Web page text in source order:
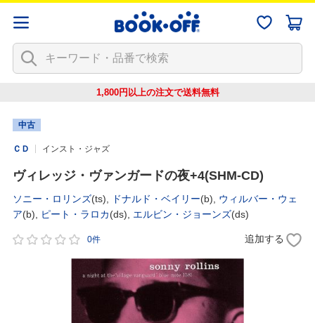
1,800円以上の注文で送料無料
中古
ＣＤ インスト・ジャズ
ヴィレッジ・ヴァンガードの夜+4(SHM-CD)
ソニー・ロリンズ(ts), ドナルド・ベイリー(b),
ウィルバー・ウェ
ア(b), ピート・ラロカ(ds), エルビン・ジョーンズ(ds)
0件 追加する